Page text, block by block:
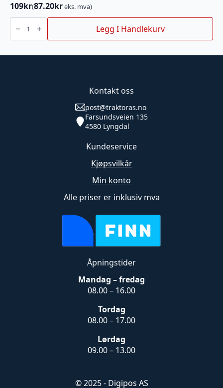
109kr(87.20kreks. mva)
TRYGG
Koblingsledd
banen
Legg I Handlekurv
Kontakt oss
post@traktoras.no
Farsundsveien 135
4580 Lyngdal
Kundeservice
Kjøpsvilkår
Min konto
Alle priser er inklusiv mva
Åpningstider
Mandag – fredag
08.00 – 16.00
Tordag
08.00 – 17.00
Lørdag
09.00 – 13.00
© 2025 - Digipos AS